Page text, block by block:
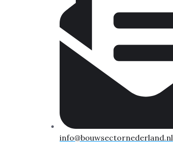
info@bouwsectornederland.nl